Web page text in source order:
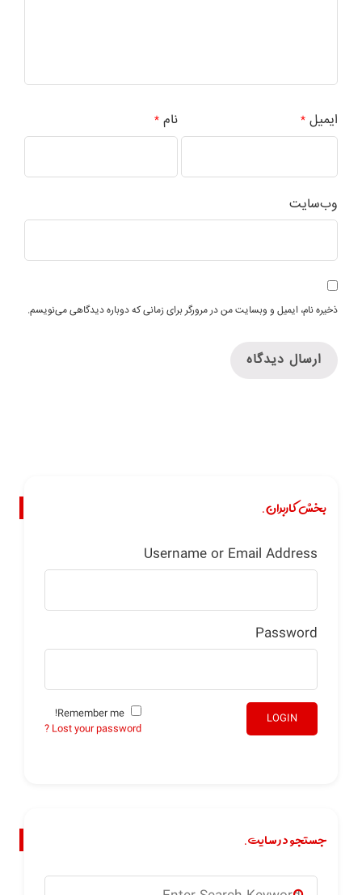
نام * ایمیل*
وب‌سایت
ذخیره نام، ایمیل و وبسایت من در مرورگر برای زمانی که دوباره دیدگاهی می‌نویسم.
بخش کاربران.
Username or Email Address
Password
LOGIN
Lost your password ?
جستجو در سایت.